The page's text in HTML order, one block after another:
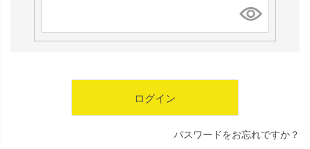
須
ログイン
パスワードをお忘れですか？